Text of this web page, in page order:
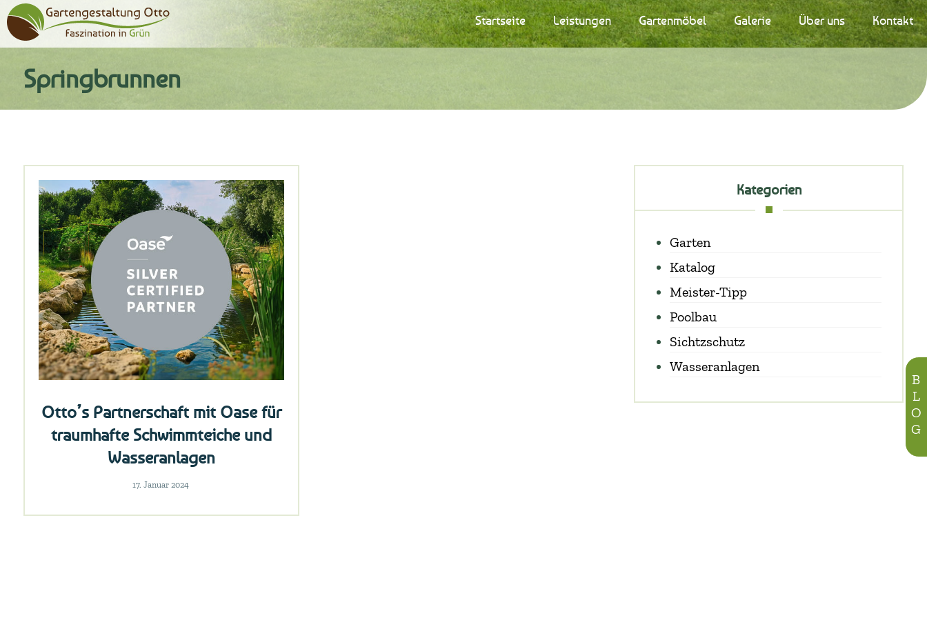
BLOG
Startseite Leistungen Gartenmöbel Galerie Über uns Kontakt
Springbrunnen
Otto’s Partnerschaft mit Oase für
traumhafte Schwimmteiche und
Wasseranlagen
17. Januar 2024
Kategorien
Garten
Katalog
Meister-Tipp
Poolbau
Sichtzschutz
Wasseranlagen